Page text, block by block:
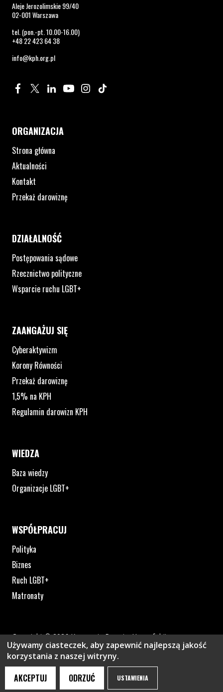
Aleje Jerozolimskie 99/40
02-001 Warszawa
tel. (pon.-pt. 10.00-16.00)
+48 22 423 64 38
info@kph.org.pl
Profil na Facebook. Strona otwiera się w nowym oknie.
Profil na Twitter. Strona otwiera się w nowym oknie.
Profil na LinkedIn. Strona otwiera się w nowym oknie.
Profil na YouTube. Strona otwiera się w nowym
Profil na Instagram. Strona otwiera się
ORGANIZACJA
Strona główna
Aktualności
Kontakt
Przekaż darowiznę
DZIAŁALNOŚĆ
Postępowania sądowe
Rzecznictwo polityczne
Wsparcie ruchu LGBT+
ZAANGAŻUJ SIĘ
Cyberaktywizm
Korony Równości
Przekaż darowiznę
1,5% na KPH
Regulamin darowizn KPH
WIEDZA
Baza wiedzy
Organizacje LGBT+
WSPÓŁPRACUJ
Polityka
Biznes
Ruch LGBT+
Matronaty
Copyright © 2026 Kampania Przeciw Homofobii
Polityka prywatności
Plik pdf otworzy się w nowym oknie lub zostanie pobrany na
Używamy ciasteczek, aby zapewnić najlepszą jakość
korzystania z naszej witryny.
AKCEPTUJ ODRZUĆ USTAWIENIA